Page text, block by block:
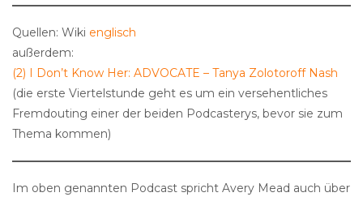
Quellen: Wiki englisch
außerdem:
(2) I Don’t Know Her: ADVOCATE – Tanya Zolotoroff Nash
(die erste Viertelstunde geht es um ein versehentliches
Fremdouting einer der beiden Podcasterys, bevor sie zum
Thema kommen)
Im oben genannten Podcast spricht Avery Mead auch über